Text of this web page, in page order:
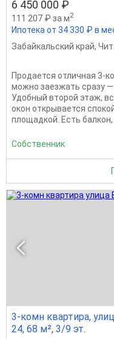
6 450 000 ₽
111 207 ₽ за м2
Ипотека от 34 330 ₽ в
Забайкальский край,
Продается отличная 3-
можно заезжать сразу —
Удобный второй этаж,
окон открывается
площадкой. Есть балкон,
Собственник
3-комн квартира,
24, 68 м², 3/9 эт.